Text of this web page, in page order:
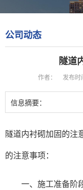
公司动态
隧道
作者： 发布
信息摘要：
隧道内衬砌加固的注
的注意事项：
一、施工准备阶